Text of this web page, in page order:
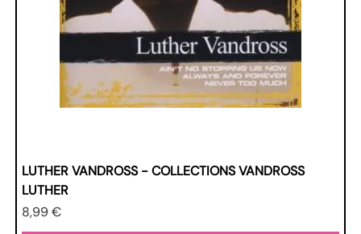
LUTHER VANDROSS - COLLECTIONS VANDROSS
LUTHER
Prezzo
8,99 €